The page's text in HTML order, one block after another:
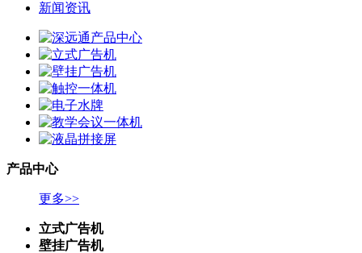
新闻资讯
产品中心
更多>>
立式广告机
壁挂广告机